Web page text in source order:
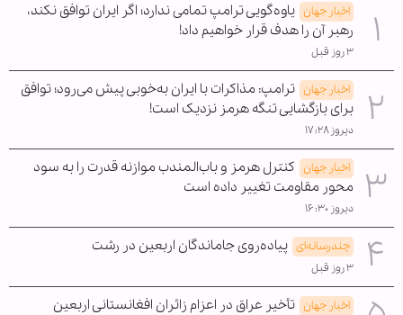
اخبار جهان یاوه‌گویی ترامپ تمامی ندارد؛ اگر ایران توافق نکند،
رهبر آن را هدف قرار خواهیم داد!
۳ روز قبل
اخبار جهان ترامپ: مذاکرات با ایران به‌خوبی پیش می‌رود؛ توافق
برای بازگشایی تنگه هرمز نزدیک است!
دیروز ۱۷:۲۸
اخبار جهان کنترل هرمز و باب‌المندب موازنه قدرت را به سود
محور مقاومت تغییر داده است
دیروز ۱۶:۳۰
چندرسانه‌ای پیاده‌روی جاماندگان اربعین در رشت
۳ روز قبل
اخبار جهان تأخیر عراق در اعزام زائران افغانستانی اربعین